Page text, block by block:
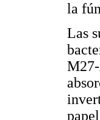
la
Las